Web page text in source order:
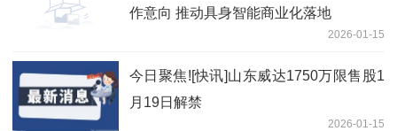
作意向 推动具身智能商业化落地
2026-01-15
今日聚焦![快讯]山东威达1750万限售股1
月19日解禁
2026-01-15